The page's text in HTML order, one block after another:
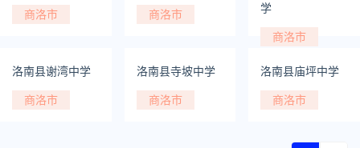
商洛市 商洛市
学
商洛市
洛南县谢湾中学
商洛市
洛南县寺坡中学
商洛市
洛南县庙坪中学
商洛市